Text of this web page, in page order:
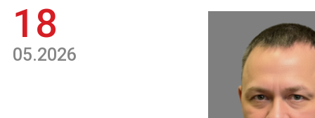
18
05.2026